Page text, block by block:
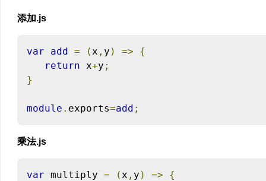
添加.js
var add = (x , y ) =>
{
return x+y ;
}
module . exports=add ;
乘法.js
var multiply = (x , y ) =>
{